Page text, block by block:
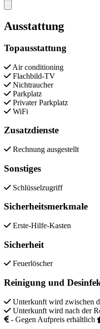
Close modal
Ausstattung
Topausstattung
Air conditioning
Flachbild-TV
Nichtraucher
Parkplatz
Privater Parkplatz
WiFi
Zusatzdienste
Rechnung ausgestellt
Sonstiges
Schlüsselzugriff
Sicherheitsmerkmale
Erste-Hilfe-Kasten
Sicherheit
Feuerlöscher
Reinigung und
Unterkunft wird zwischen
Unterkunft wird nach der
- Gegen Aufpreis erhältlich